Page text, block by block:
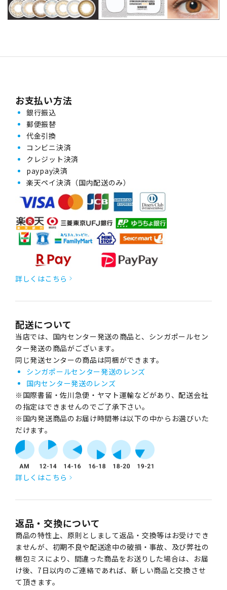
お支払い方法
銀行振込
郵便振替
代金引換
コンビニ決済
クレジット決済
paypay決済
楽天ペイ決済（国内配送のみ）
詳しくはこちら
配送について
当店では、国内センター発送の商品と、シンガポールセン
ター発送の商品がございます。
同じ発送センターの商品は同梱ができます。
シンガポールセンター発送のレンズ
国内センター発送のレンズ
※国際書留・佐川急便・ヤマト運輸などがあり、配送会社
の指定はできませんのでご了承下さい。
※国内発送商品のお届け時間帯は以下の中からお選びいた
だけます。
詳しくはこちら
返品・交換について
商品の特性上、原則としまして返品・交換等はお受けでき
ませんが、初期不良や配送途中の破損・事故、及び弊社の
梱包ミスにより、間違った商品をお送りした場合は、お届
け後、7日以内のご連絡であれば、新しい商品と交換させ
て頂きます。